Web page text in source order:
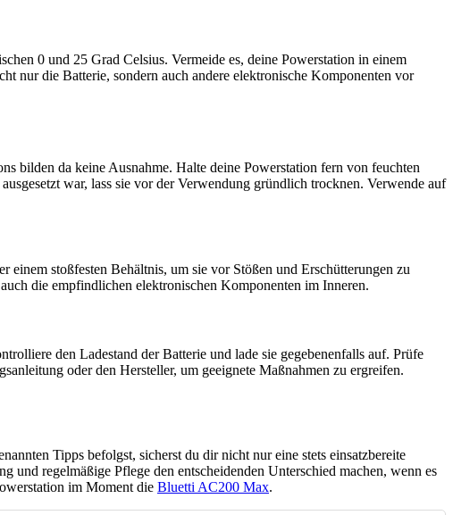
0 und 25 Grad Celsius. Vermeide es, deine Powerstation in einem
nur die Batterie, sondern auch andere elektronische Komponenten vor
bilden da keine Ausnahme. Halte deine Powerstation fern von feuchten
war, lass sie vor der Verwendung gründlich trocknen. Verwende auf
stoßfesten Behältnis, um sie vor Stößen und Erschütterungen zu
die empfindlichen elektronischen Komponenten im Inneren.
den Ladestand der Batterie und lade sie gegebenenfalls auf. Prüfe
oder den Hersteller, um geeignete Maßnahmen zu ergreifen.
Tipps befolgst, sicherst du dir nicht nur eine stets einsatzbereite
und regelmäßige Pflege den entscheidenden Unterschied machen, wenn es
im Moment die Bluetti AC200 Max.